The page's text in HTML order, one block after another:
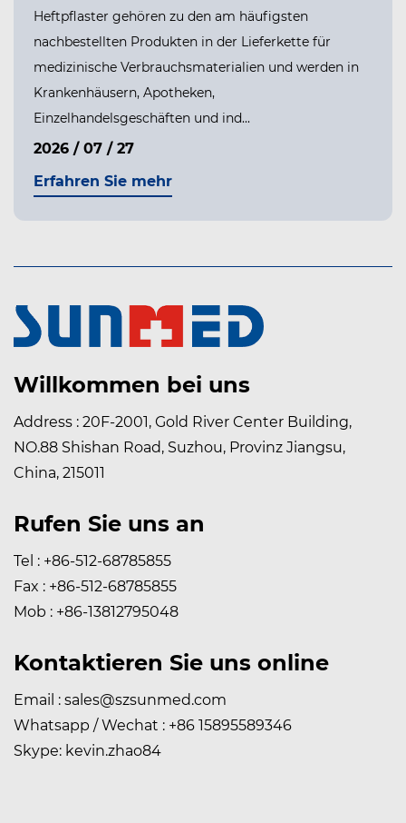
Heftpflaster gehören zu den am häufigsten
nachbestellten Produkten in der Lieferkette für
medizinische Verbrauchsmaterialien und werden in
Krankenhäusern, Apotheken,
Einzelhandelsgeschäften und ind...
2026 / 07 / 27
Erfahren Sie mehr
Willkommen bei uns
Address : 20F-2001, Gold River Center Building,
NO.88 Shishan Road, Suzhou, Provinz Jiangsu,
China, 215011
Rufen Sie uns an
Tel : +86-512-68785855
Fax : +86-512-68785855
Mob : +86-13812795048
Kontaktieren Sie uns online
Email : sales@szsunmed.com
Whatsapp / Wechat : +86 15895589346
Skype: kevin.zhao84